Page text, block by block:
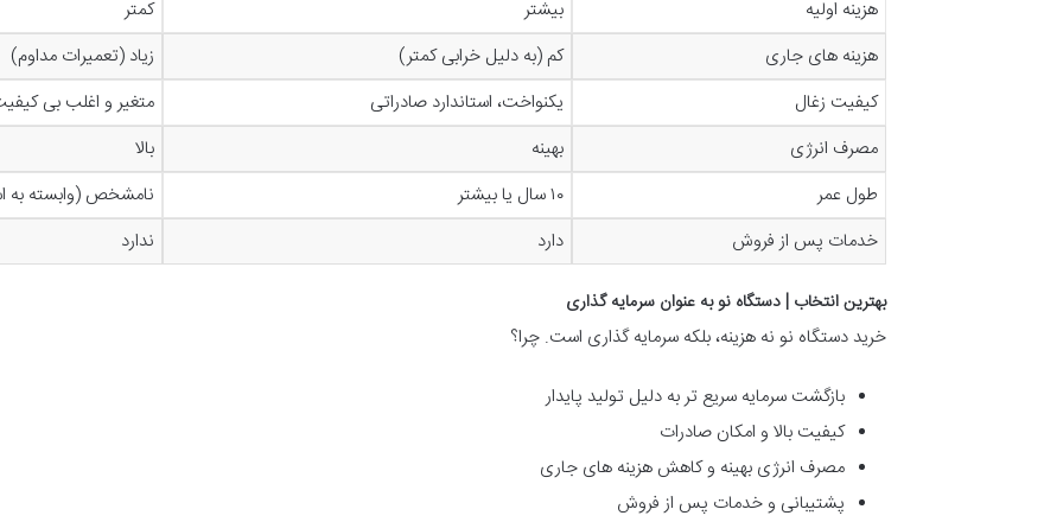
هزینه اولیه
بیشتر
کمتر
هزینه های جاری
کم (به دلیل خرابی کمتر)
زیاد (تعمیرات مداوم)
کیفیت زغال
یکنواخت، استاندارد صادراتی
متغیر و اغلب بی
مصرف انرژی
بهینه
بالا
طول عمر
۱۰ سال یا بیشتر
نامشخص (وابسته به
خدمات پس از فروش
دارد ندارد
بهترین انتخاب | دستگاه نو به عنوان سرمایه گذاری
خرید دستگاه نو نه هزینه، بلکه سرمایه گذاری است. چرا؟
بازگشت سرمایه سریع تر به دلیل تولید پایدار
کیفیت بالا و امکان صادرات
مصرف انرژی بهینه و کاهش هزینه های جاری
پشتیبانی و خدمات پس از فروش